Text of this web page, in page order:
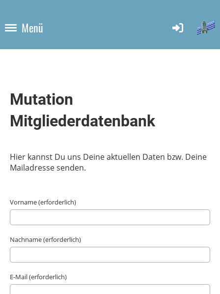
Menü
Mutation
Mitgliederdatenbank
Hier kannst Du uns Deine aktuellen Daten bzw. Deine
Mailadresse senden.
Vorname (erforderlich)
Nachname (erforderlich)
E-Mail (erforderlich)